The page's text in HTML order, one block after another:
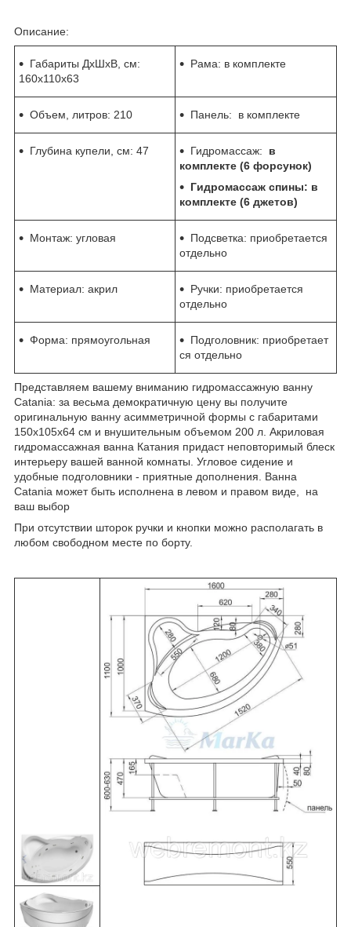
Описание:
Габариты ДхШхВ, см:
160х110х63
Рама: в комплекте
Объем, литров: 210 Панель: в комплекте
Глубина купели, см: 47 Гидромассаж: в
комплекте (6 форсунок)
Гидромассаж спины: в
комплекте (6 джетов)
Монтаж: угловая
Подсветка: приобретается
отдельно
Материал: акрил
Ручки: приобретается
отдельно
Форма: прямоугольная
Подголовник: приобретает
ся отдельно
Представляем вашему вниманию гидромассажную ванну
Catania: за весьма демократичную цену вы получите
оригинальную ванну асимметричной формы с габаритами
150x105x64 см и внушительным объемом 200 л. Акриловая
гидромассажная ванна Катания придаст неповторимый блеск
интерьеру вашей ванной комнаты. Угловое сидение и
удобные подголовники - приятные дополнения. Ванна
Catania может быть исполнена в левом и правом виде, на
ваш выбор
При отсутствии шторок ручки и кнопки можно располагать в
любом свободном месте по борту.